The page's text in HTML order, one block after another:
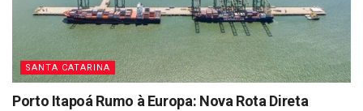
SANTA CATARINA
Porto Itapoá Rumo à Europa: Nova Rota Direta